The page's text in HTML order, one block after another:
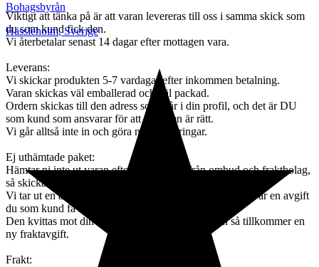
Viktigt att tänka på är att varan levereras till oss i samma skick som
du som kund fick den.
Vi återbetalar senast 14 dagar efter mottagen vara.
Leverans:
Vi skickar produkten 5-7 vardagar efter inkommen betalning.
Varan skickas väl emballerad och väl packad.
Ordern skickas till den adress som står i din profil, och det är DU
som kund som ansvarar för att adressen är rätt.
Vi går alltså inte in och göra några ändringar.
Ej uthämtade paket:
Hämtar ni inte ut varan efter påminnelse från ombud och fraktbolag,
så skickas varan tillbaka till oss,
Vi tar ut en avgift om 395 kr för orderhantering, och det är en avgift
du som kund få stå för.
Den kvittas mot din order. Ska varan skickas igen så tillkommer en
ny fraktavgift.
Frakt:
Bohagsbyrån
Hässleholm,Sverige